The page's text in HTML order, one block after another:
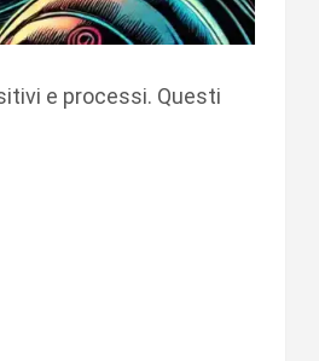
e processi. Questi